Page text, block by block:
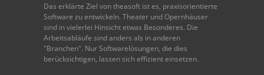
Das erklärte Ziel von theasoft ist es, praxisorientierte
Software zu entwickeln. Theater und Opernhäuser
sind in vielerlei Hinsicht etwas Besonderes. Die
Arbeitsabläufe sind anders als in anderen
"Branchen". Nur Softwarelösungen, die dies
berücksichtigen, lassen sich effizient einsetzen.